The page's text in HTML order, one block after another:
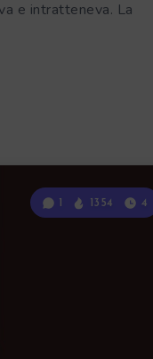
e intratteneva. La
1 1354 4